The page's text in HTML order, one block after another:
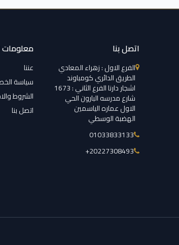
اتصل بنا
الفرع الاول : زهراء المعادي
الطريق الدائري كومباوند
اشجار دارنا الفرع الثاني : 1673
شارع مدرسه البارون الحي
الاول عماره الياسمين
الهضبة الوسطي
01033833133
‎+20227308493
معلومات
عننا
سياسة
الشروط
اتصل بنا